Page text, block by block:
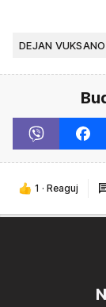
DEJAN
1 · Reaguj